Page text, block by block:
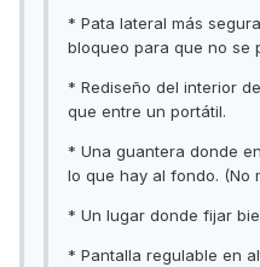
* Pata lateral más
bloqueo para que no se
* Rediseño del interior
que entre un portátil.
* Una guantera donde
lo que hay al fondo. (No
* Un lugar donde fijar
* Pantalla regulable en